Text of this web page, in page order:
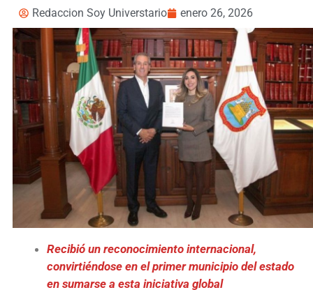
Redaccion Soy Universtario enero 26, 2026
Recibió un reconocimiento internacional,
convirtiéndose en el primer municipio del estado
en sumarse a esta iniciativa global